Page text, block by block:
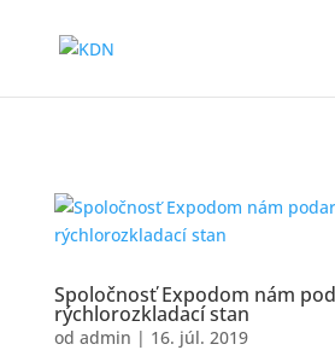
Spoločnosť Expodom nám
rýchlorozkladací stan
od admin | 16. júl. 2019